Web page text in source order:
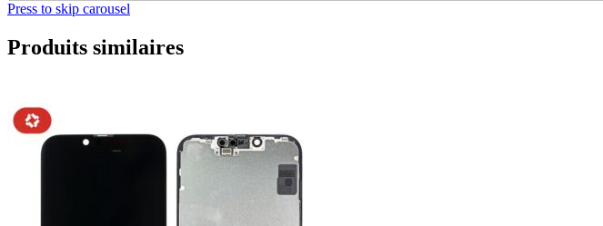
Press to skip carousel
Produits similaires